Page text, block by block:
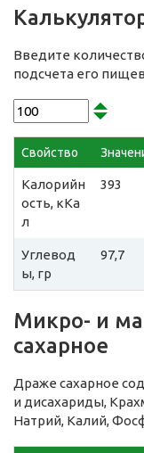
Введите
подсчета его
Свойство
Калорийн
ость, кКа
л
393
Углевод
ы, гр
97,7
Микро- и
сахарное
Драже сахарное
и дисахариды,
Натрий, Калий,